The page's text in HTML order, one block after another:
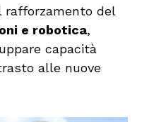
rafforzamento del
e robotica,
capacità
alle nuove